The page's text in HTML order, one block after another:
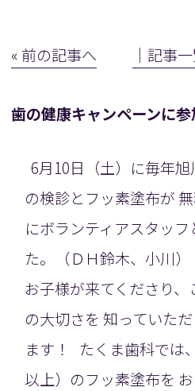
« 前の記事へ │記事
歯の健康キャンペーンに参
6月10日（土）に毎年
の検診とフッ素塗布が
にボランティアスタッ
た。（ＤＨ鈴木、小川
お子様が来てくださり
の大切さを 知っていた
ます！ たくま歯科では
以上）のフッ素塗布を